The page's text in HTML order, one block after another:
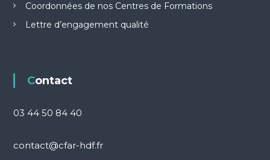
Coordonnées de nos Centres de Formations
Lettre d’engagement qualité
Contact
03 44 50 84 40
contact@cfar-hdf.fr